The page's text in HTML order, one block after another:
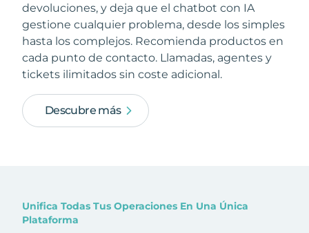
devoluciones, y deja que el chatbot con IA
gestione cualquier problema, desde los simples
hasta los complejos. Recomienda productos en
cada punto de contacto. Llamadas, agentes y
tickets ilimitados sin coste adicional.
Descubre más
Unifica Todas Tus Operaciones En Una Única
Plataforma